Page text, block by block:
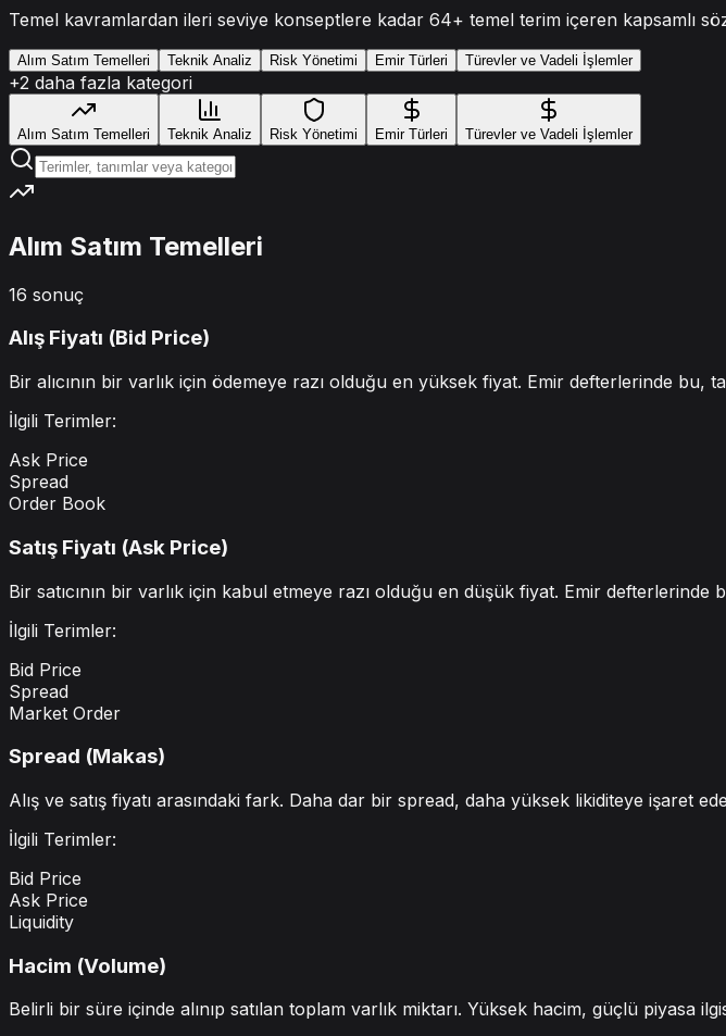
Temel kavramlardan ileri seviye konseptlere kadar 64+ temel terim içeren kapsamlı
Alım Satım Temelleri Teknik Analiz Risk Yönetimi Emir Türleri Türevler ve Vadeli İşlemler
+2 daha fazla kategori
Alım Satım Temelleri Teknik Analiz Risk Yönetimi Emir Türleri Türevler ve Vadeli İşlemler
Alım Satım Temelleri
16 sonuç
Alış Fiyatı (Bid Price)
Bir alıcının bir varlık için ödemeye razı olduğu en yüksek fiyat. Emir defterlerinde bu,
İlgili Terimler:
Ask Price
Spread
Order Book
Satış Fiyatı (Ask Price)
Bir satıcının bir varlık için kabul etmeye razı olduğu en düşük fiyat. Emir defterlerinde
İlgili Terimler:
Bid Price
Spread
Market Order
Spread (Makas)
Alış ve satış fiyatı arasındaki fark. Daha dar bir spread, daha yüksek likiditeye işaret
İlgili Terimler:
Bid Price
Ask Price
Liquidity
Hacim (Volume)
Belirli bir süre içinde alınıp satılan toplam varlık miktarı. Yüksek hacim, güçlü piyasa